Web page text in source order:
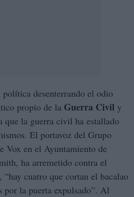
desenterrando el odio
propio de la Guerra Civil y
que la guerra civil ha estallado
El portavoz del Grupo
Vox en el Ayuntamiento de
ha arremetido contra el
cuatro que cortan el bacalao
por la puerta expulsado”. Al